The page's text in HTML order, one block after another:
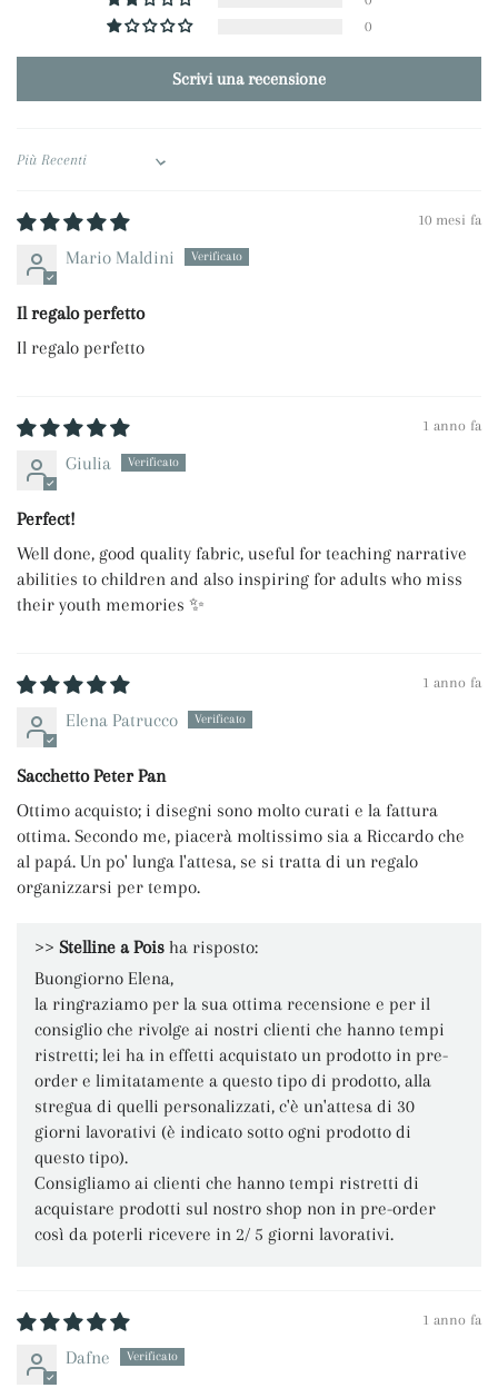
0
Scrivi una recensione
Sort by
10 mesi fa
Mario Maldini
Il regalo perfetto
Il regalo perfetto
1 anno fa
Giulia
Perfect!
Well done, good quality fabric, useful for teaching narrative
abilities to children and also inspiring for adults who miss
their youth memories ✨
1 anno fa
Elena Patrucco
Sacchetto Peter Pan
Ottimo acquisto; i disegni sono molto curati e la fattura
ottima. Secondo me, piacerà moltissimo sia a Riccardo che
al papá. Un po' lunga l'attesa, se si tratta di un regalo
organizzarsi per tempo.
>> Stelline a Pois ha risposto:
Buongiorno Elena,
la ringraziamo per la sua ottima recensione e per il
consiglio che rivolge ai nostri clienti che hanno tempi
ristretti; lei ha in effetti acquistato un prodotto in pre-
order e limitatamente a questo tipo di prodotto, alla
stregua di quelli personalizzati, c'è un'attesa di 30
giorni lavorativi (è indicato sotto ogni prodotto di
questo tipo).
Consigliamo ai clienti che hanno tempi ristretti di
acquistare prodotti sul nostro shop non in pre-order
così da poterli ricevere in 2/ 5 giorni lavorativi.
1 anno fa
Dafne